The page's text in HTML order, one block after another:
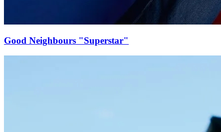
Good Neighbours "Superstar"